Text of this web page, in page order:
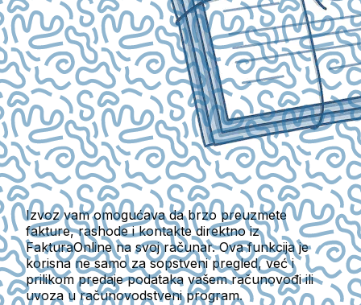
Izvoz vam omogućava da brzo preuzmete
fakture, rashode i kontakte direktno iz
FakturaOnline na svoj računar. Ova funkcija je
korisna ne samo za sopstveni pregled, već i
prilikom predaje podataka vašem računovođi ili
uvoza u računovodstveni program.